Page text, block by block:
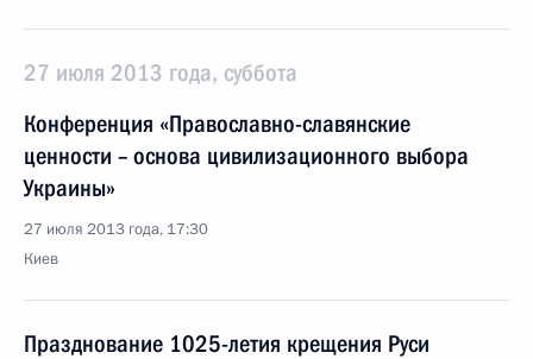
27 июля 2013 года, суббота
Конференция «Православно-славянские
ценности – основа цивилизационного выбора
Украины»
27 июля 2013 года, 17:30
Киев
Празднование 1025-летия крещения Руси